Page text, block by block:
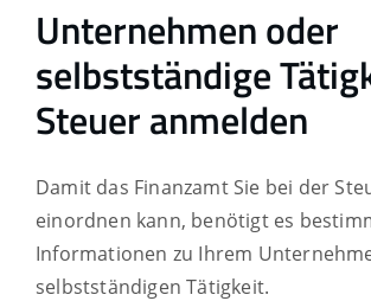
Unternehmen oder
selbstständige
Steuer anmelden
Damit das Finanzamt Sie bei der
einordnen kann, benötigt es
Informationen zu Ihrem
selbstständigen Tätigkeit.